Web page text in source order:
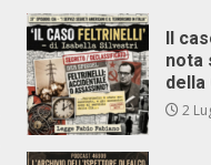
Il
nota
della
2